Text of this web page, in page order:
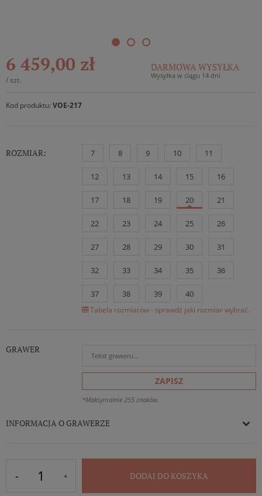
6 459,00 zł
/ szt.
DARMOWA WYSYŁKA
Wysyłka w ciągu 14 dni
Kod produktu: VOE-217
ROZMIAR: 7 8 9 10 11
12 13 14 15 16
17 18 19 20 21
22 23 24 25 26
27 28 29 30 31
32 33 34 35 36
37 38 39 40
Tabela rozmiarów - sprawdź jaki rozmiar wybrać.
GRAWER
ZAPISZ
*Maksymalnie 255 znaków.
INFORMACJA O GRAWERZE
DODAJ DO KOSZYKA